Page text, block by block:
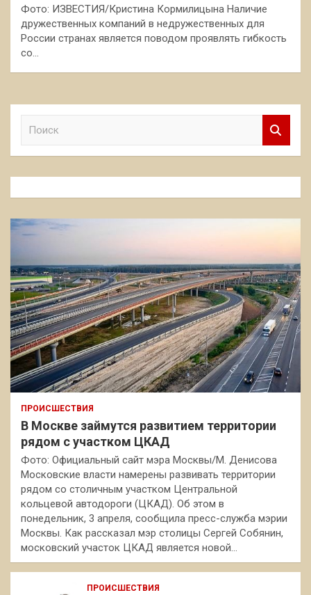
Фото: ИЗВЕСТИЯ/Кристина Кормилицына Наличие
дружественных компаний в недружественных для
России странах является поводом проявлять гибкость
со…
к
ПРОИСШЕСТВИЯ
В Москве займутся развитием территории
рядом с участком ЦКАД
Фото: Официальный сайт мэра Москвы/М. Денисова
Московские власти намерены развивать территории
рядом со столичным участком Центральной
кольцевой автодороги (ЦКАД). Об этом в
понедельник, 3 апреля, сообщила пресс-служба мэрии
Москвы. Как рассказал мэр столицы Сергей Собянин,
московский участок ЦКАД является новой…
ПРОИСШЕСТВИЯ